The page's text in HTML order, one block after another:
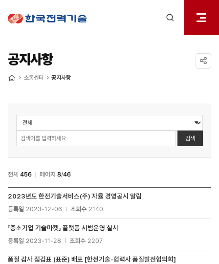
열기
공지사항
소통센터 공지사항
소통센터
>
공지사항
검색
검색
전체 456 페이지 8/46
공지사항
목록
-
번호,
첨부파일
2023년도 한전기술서비스(주) 자율 경영공시 알림
등록일 2023-12-06 조회수 2140
「중소기업 기술마켓」 플랫폼 시범운영 실시
등록일 2023-11-28 조회수 2207
품질 감사 점검표 (표준) 배포 [한전기술-협력사 품질발전협의회]